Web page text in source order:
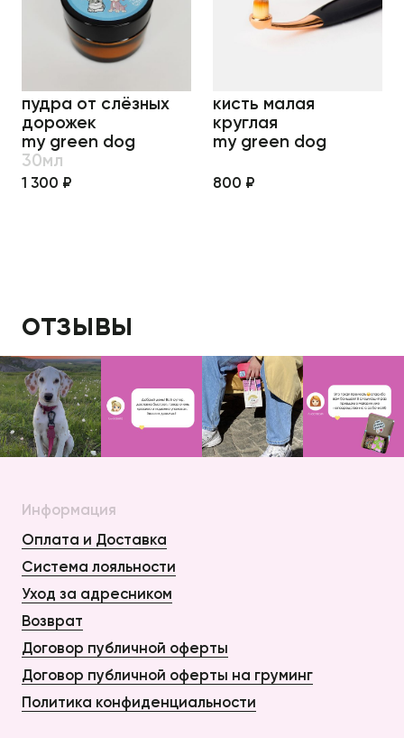
пудра от слёзных
дорожек
my green dog
30мл
1 300 ₽
кисть малая
круглая
my green dog
800 ₽
отзывы
Информация
Оплата и Доставка
Система лояльности
Уход за адресником
Возврат
Договор публичной оферты
Договор публичной оферты на груминг
Политика конфиденциальности